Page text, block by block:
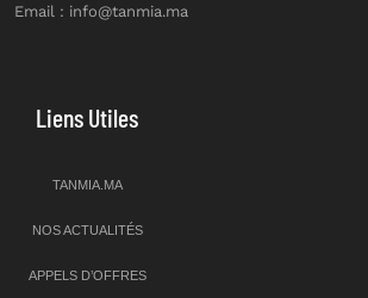
Email : info@tanmia.ma
Liens Utiles
TANMIA.MA
NOS ACTUALITÉS
APPELS D’OFFRES